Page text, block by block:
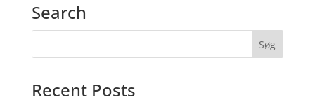
Search
Recent Posts